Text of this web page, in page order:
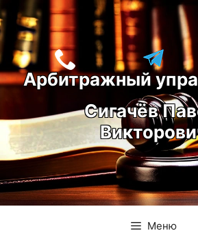
Перейти
к
содержимому
Арбитражный
Сигачёв
Меню